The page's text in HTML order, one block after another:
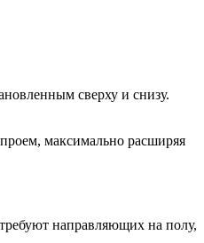
сверху и снизу.
максимально расширяя
направляющих на полу,